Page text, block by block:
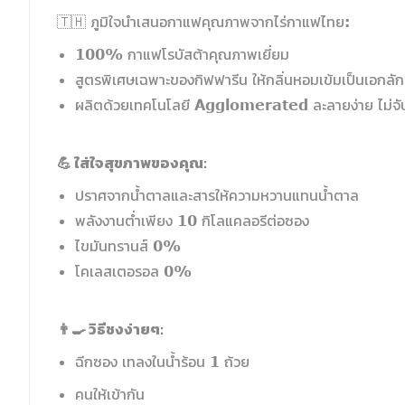
🇹🇭 ภูมิใจนำเสนอกาแฟคุณภาพจากไร่กาแฟไทย:
100% กาแฟโรบัสต้าคุณภาพเยี่ยม
สูตรพิเศษเฉพาะของกิฟฟารีน ให้กลิ่นหอมเข้มเป็นเอก
ผลิตด้วยเทคโนโลยี Agglomerated ละลายง่าย ไม่จั
💪 ใส่ใจสุขภาพของคุณ:
ปราศจากน้ำตาลและสารให้ความหวานแทนน้ำตาล
พลังงานต่ำเพียง 10 กิโลแคลอรีต่อซอง
ไขมันทรานส์ 0%
โคเลสเตอรอล 0%
👨‍🍳 วิธีชงง่ายๆ:
ฉีกซอง เทลงในน้ำร้อน 1 ถ้วย
คนให้เข้ากัน